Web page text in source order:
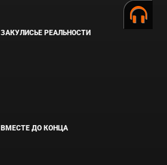
ЗАКУЛИСЬЕ РЕАЛЬНОСТИ
ВМЕСТЕ ДО КОНЦА